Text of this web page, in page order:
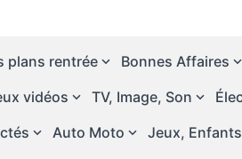
plans rentrée Bonnes Affaires
vidéos TV, Image, Son
Auto Moto Jeux,